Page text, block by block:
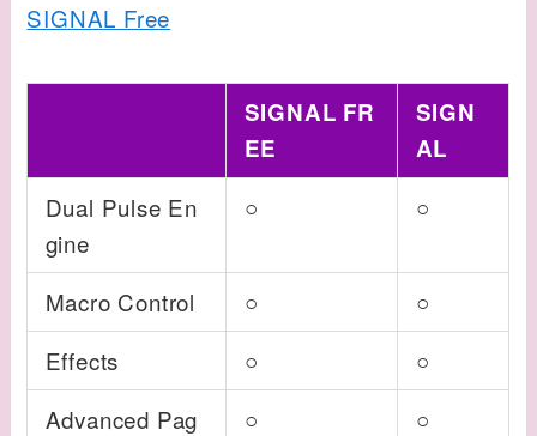
SIGNAL Free
SIGNAL FR
EE
SIGN
AL
Dual Pulse En
gine
○ ○
Macro Control ○
○
Effects
○
○
Advanced Pag
○ ○